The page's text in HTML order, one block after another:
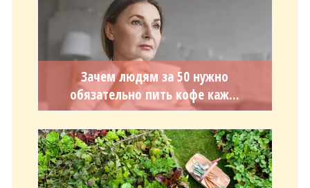
Зачем людям за 50 нужно
обязательно пить кофе каж...